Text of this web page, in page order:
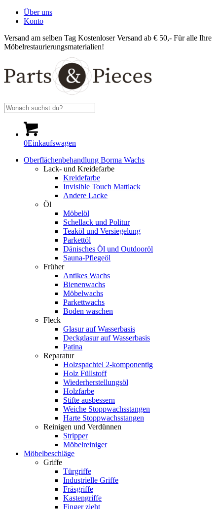
Über uns
Konto
Versand am selben Tag Kostenloser Versand ab € 50,- Für alle Ihre
Möbelrestaurierungsmaterialien!
0Einkaufswagen
Oberflächenbehandlung Borma Wachs
Lack- und Kreidefarbe
Kreidefarbe
Invisible Touch Mattlack
Andere Lacke
Öl
Möbelöl
Schellack und Politur
Teaköl und Versiegelung
Parkettöl
Dänisches Öl und Outdooröl
Sauna-Pflegeöl
Früher
Antikes Wachs
Bienenwachs
Möbelwachs
Parkettwachs
Boden waschen
Fleck
Glasur auf Wasserbasis
Deckglasur auf Wasserbasis
Patina
Reparatur
Holzspachtel 2-komponentig
Holz Füllstoff
Wiederherstellungsöl
Holzfarbe
Stifte ausbessern
Weiche Stoppwachsstangen
Harte Stoppwachsstangen
Reinigen und Verdünnen
Stripper
Möbelreiniger
Möbelbeschläge
Griffe
Türgriffe
Industrielle Griffe
Fräsgriffe
Kastengriffe
Finger zieht